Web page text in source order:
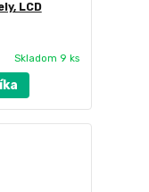
LCD
Skladom 9 ks